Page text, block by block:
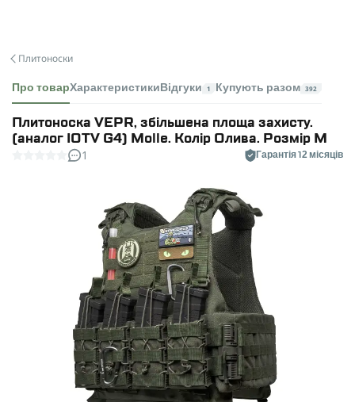
Плитоноски
Про товарХарактеристики Відгуки 1 Купують разом 392
Плитоноска VEPR, збільшена площа захисту.
(аналог IOTV G4) Molle. Колір Олива. Розмір M
1 Гарантія 12 місяців